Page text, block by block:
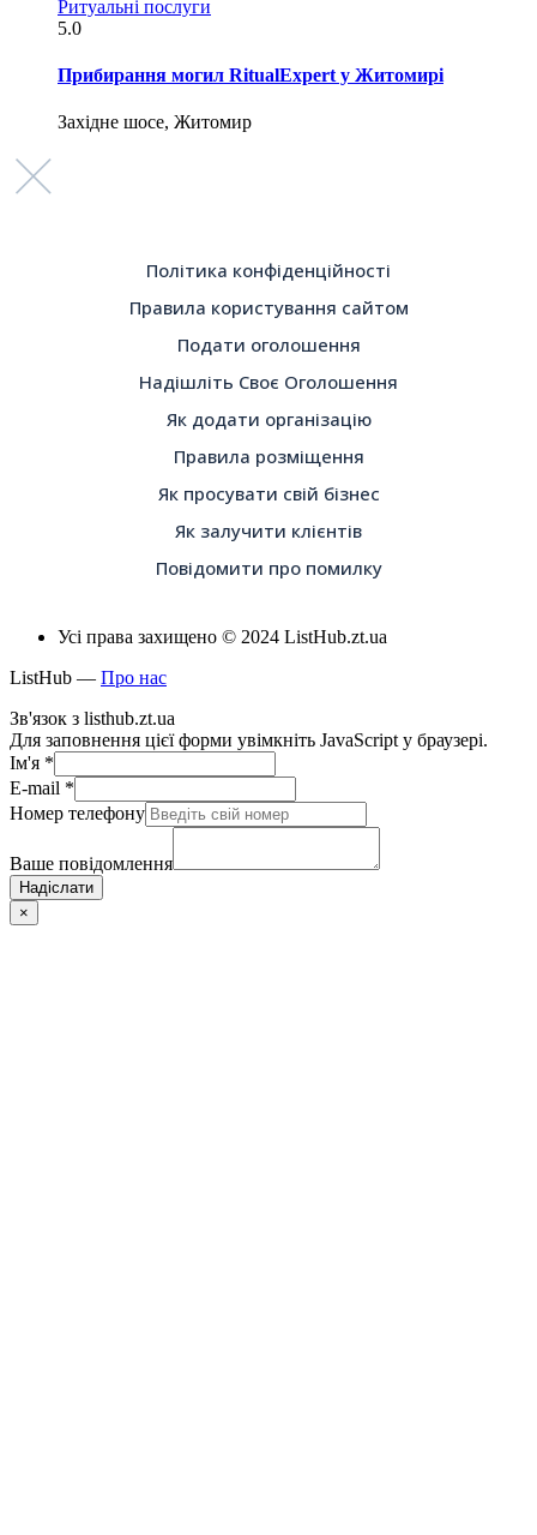
Ритуальні послуги
5.0
Прибирання могил RitualExpert у Житомирі
Західне шосе, Житомир
Політика конфіденційності
Правила користування сайтом
Подати оголошення
Надішліть Своє Оголошення
Як додати організацію
Правила розміщення
Як просувати свій бізнес
Як залучити клієнтів
Повідомити про помилку
Усі права захищено © 2024 ListHub.zt.ua
ListHub — Про нас
Зв'язок з listhub.zt.ua
Для заповнення цієї форми увімкніть JavaScript у браузері.
Ім'я *
E-mail *
Номер телефону
Ваше повідомлення
Надіслати
×